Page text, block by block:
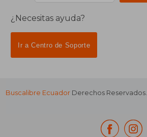
¿Necesitas ayuda?
Ir a Centro de Soporte
Buscalibre Ecuador Derechos Reservados.